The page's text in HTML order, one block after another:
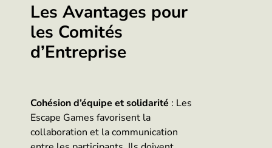
Les Avantages pour
les Comités
d’Entreprise
Cohésion d’équipe et solidarité : Les
Escape Games favorisent la
collaboration et la communication